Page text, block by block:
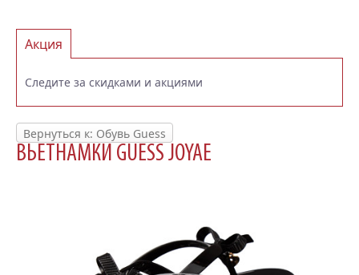
Акция
Следите за скидками и акциями
Вернуться к: Обувь Guess
ВЬЕТНАМКИ GUESS JOYAE